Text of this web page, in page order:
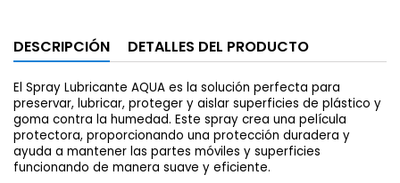
DESCRIPCIÓN DETALLES DEL PRODUCTO
El Spray Lubricante AQUA es la solución perfecta para
preservar, lubricar, proteger y aislar superficies de plástico y
goma contra la humedad. Este spray crea una película
protectora, proporcionando una protección duradera y
ayuda a mantener las partes móviles y superficies
funcionando de manera suave y eficiente.